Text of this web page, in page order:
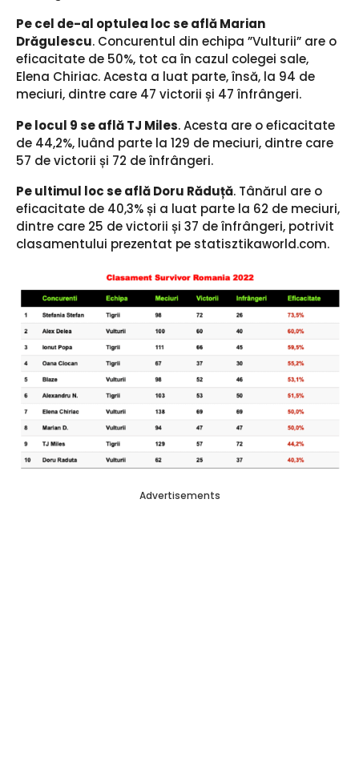
Pe cel de-al optulea loc se află Marian
Drăgulescu. Concurentul din echipa ”Vulturii” are o
eficacitate de 50%, tot ca în cazul colegei sale,
Elena Chiriac. Acesta a luat parte, însă, la 94 de
meciuri, dintre care 47 victorii și 47 înfrângeri.
Pe locul 9 se află TJ Miles. Acesta are o eficacitate
de 44,2%, luând parte la 129 de meciuri, dintre care
57 de victorii și 72 de înfrângeri.
Pe ultimul loc se află Doru Răduță. Tânărul are o
eficacitate de 40,3% și a luat parte la 62 de meciuri,
dintre care 25 de victorii și 37 de înfrângeri, potrivit
clasamentului prezentat pe statisztikaworld.com.
Advertisements